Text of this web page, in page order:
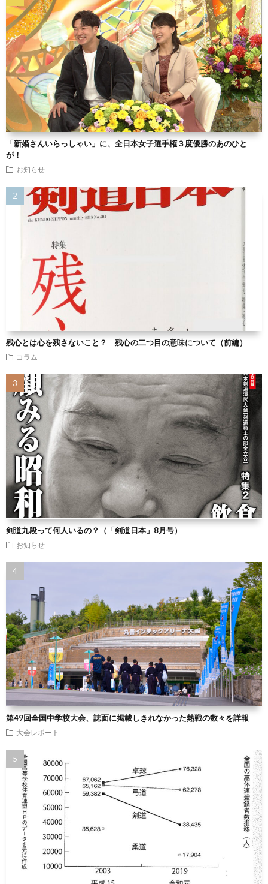
「新婚さんいらっしゃい」に、全日本女子選手権３度優勝のあのひと
が！
お知らせ
残心とは心を残さないこと？ 残心の二つ目の意味について（前編）
コラム
剣道九段って何人いるの？（「剣道日本」8月号）
お知らせ
第49回全国中学校大会、誌面に掲載しきれなかった熱戦の数々を詳報
大会レポート